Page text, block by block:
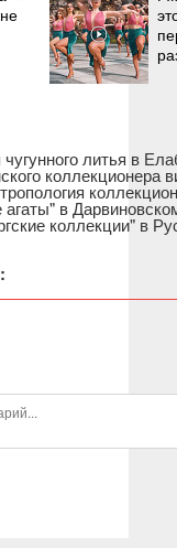
литья в
коллекционера
в
коллекции" в